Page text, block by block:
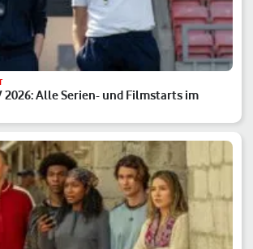
2026: Alle Serien- und Filmstarts im